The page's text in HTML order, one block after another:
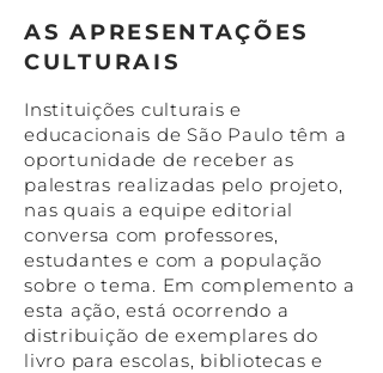
AS APRESENTAÇÕES
CULTURAIS
Instituições culturais e
educacionais de São Paulo têm a
oportunidade de receber as
palestras realizadas pelo projeto,
nas quais a equipe editorial
conversa com professores,
estudantes e com a população
sobre o tema. Em complemento a
esta ação, está ocorrendo a
distribuição de exemplares do
livro para escolas, bibliotecas e